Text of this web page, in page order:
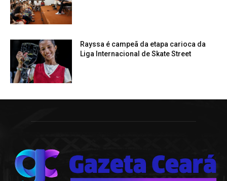
Rayssa é campeã da etapa carioca da
Liga Internacional de Skate Street